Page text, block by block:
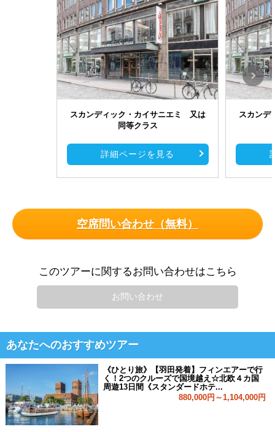
スカンディック・カイサニエミ 又は
同等クラス
詳細ページを見る
スカン
空席問い合わせ（無料）
このツアーに関するお問い合わせはこちら
お問い合わせ
あなたへのおすすめツアー
《ひとり旅》【羽田発着】フィンエアーで行
く！2つのクルーズで国境越え☆北欧４カ国
周遊13日間《スタンダードホテ...
880,000円～1,104,000円